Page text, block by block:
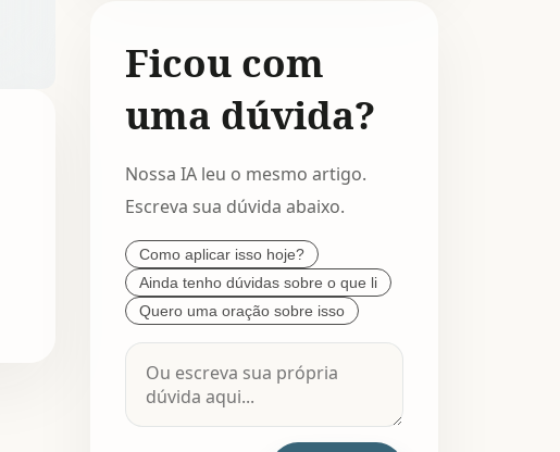
Ficou com
uma dúvida?
Nossa IA leu o mesmo artigo.
Escreva sua dúvida abaixo.
Como aplicar isso hoje?
Ainda tenho dúvidas sobre o que li
Quero uma oração sobre isso